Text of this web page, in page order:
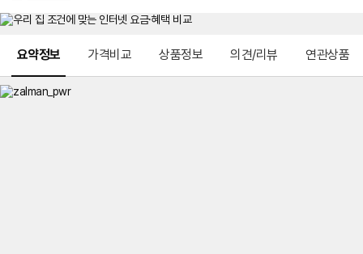
요약정보 가격비교 상품정보 의견/리뷰 연관상품